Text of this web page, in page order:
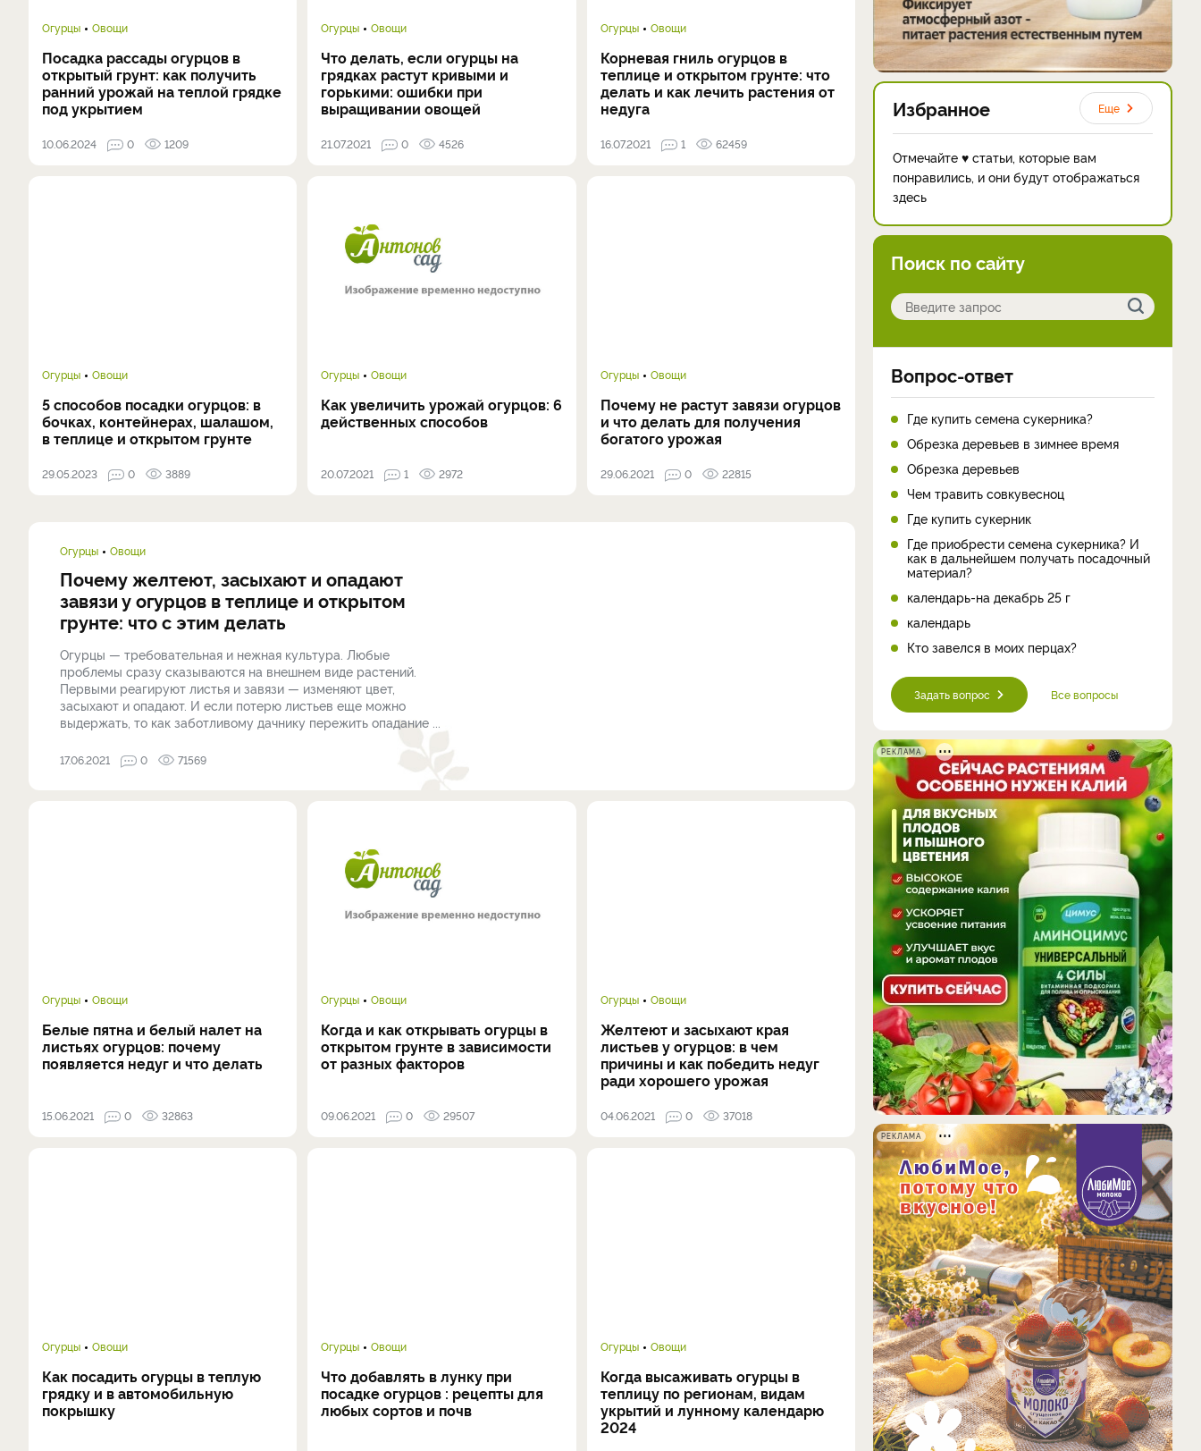
Огурцы Овощи
Посадка рассады огурцов в
открытый грунт: как получить
ранний урожай на теплой грядке
под укрытием
10.06.2024 0 1209
Огурцы Овощи
Что делать, если огурцы на
грядках растут кривыми и
горькими: ошибки при
выращивании овощей
21.07.2021 0 4526
Огурцы Овощи
Корневая гниль огурцов в
теплице и открытом грунте: что
делать и как лечить растения от
недуга
16.07.2021 1 62459
Огурцы Овощи
5 способов посадки огурцов: в
бочках, контейнерах, шалашом,
в теплице и открытом грунте
29.05.2023 0 3889
Огурцы Овощи
Как увеличить урожай огурцов: 6
действенных способов
20.07.2021 1 2972
Огурцы Овощи
Почему не растут завязи огурцов
и что делать для получения
богатого урожая
29.06.2021 0 22815
Огурцы Овощи
Почему желтеют, засыхают и опадают
завязи у огурцов в теплице и открытом
грунте: что с этим делать
Огурцы — требовательная и нежная культура. Любые
проблемы сразу сказываются на внешнем виде растений.
Первыми реагируют листья и завязи — изменяют цвет,
засыхают и опадают. И если потерю листьев еще можно
выдержать, то как заботливому дачнику пережить опадание ...
17.06.2021 0 71569
Огурцы Овощи
Белые пятна и белый налет на
листьях огурцов: почему
появляется недуг и что делать
15.06.2021 0 32863
Огурцы Овощи
Когда и как открывать огурцы в
открытом грунте в зависимости
от разных факторов
09.06.2021 0 29507
Огурцы Овощи
Желтеют и засыхают края
листьев у огурцов: в чем
причины и как победить недуг
ради хорошего урожая
04.06.2021 0 37018
Огурцы Овощи
Как посадить огурцы в теплую
грядку и в автомобильную
покрышку
Огурцы Овощи
Что добавлять в лунку при
посадке огурцов : рецепты для
любых сортов и почв
Огурцы Овощи
Когда высаживать огурцы в
теплицу по регионам, видам
укрытий и лунному календарю
2024
Избранное Еще
Отмечайте ♥ статьи, которые вам
понравились, и они будут отображаться
здесь
Поиск по сайту
Вопрос-ответ
Где купить семена сукерника?
Обрезка деревьев в зимнее время
Обрезка деревьев
Чем травить совкувесноц
Где купить сукерник
Где приобрести семена сукерника? И
как в дальнейшем получать посадочный
материал?
календарь-на декабрь 25 г
календарь
Кто завелся в моих перцах?
Задать вопрос Все вопросы
РЕКЛАМА
РЕКЛАМА